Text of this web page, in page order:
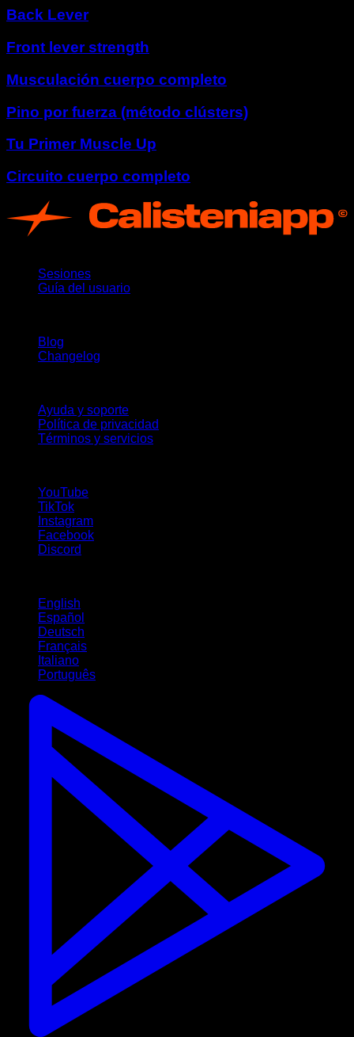
Back Lever
Front lever strength
Musculación cuerpo completo
Pino por fuerza (método clústers)
Tu Primer Muscle Up
Circuito cuerpo completo
Sesiones
Guía del usuario
Blog
Changelog
Ayuda y soporte
Política de privacidad
Términos y servicios
YouTube
TikTok
Instagram
Facebook
Discord
English
Español
Deutsch
Français
Italiano
Português